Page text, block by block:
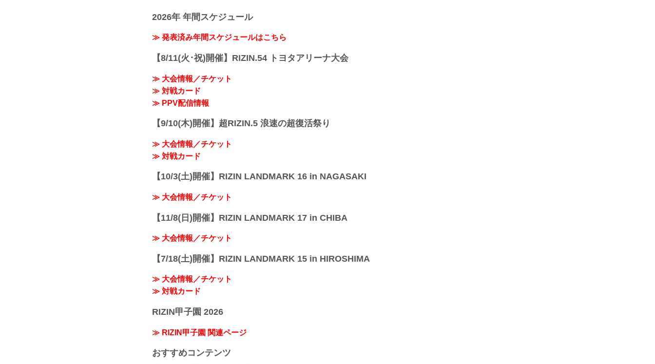
2026年 年間スケジュール
≫ 発表済み年間スケジュールはこちら
【8/11(火･祝)開催】RIZIN.54 トヨタアリーナ大会
≫ 大会情報／チケット
≫ 対戦カード
≫ PPV配信情報
【9/10(木)開催】超RIZIN.5 浪速の超復活祭り
≫ 大会情報／チケット
≫ 対戦カード
【10/3(土)開催】RIZIN LANDMARK 16 in NAGASAKI
≫ 大会情報／チケット
【11/8(日)開催】RIZIN LANDMARK 17 in CHIBA
≫ 大会情報／チケット
【7/18(土)開催】RIZIN LANDMARK 15 in HIROSHIMA
≫ 大会情報／チケット
≫ 対戦カード
RIZIN甲子園 2026
≫ RIZIN甲子園 関連ページ
おすすめコンテンツ